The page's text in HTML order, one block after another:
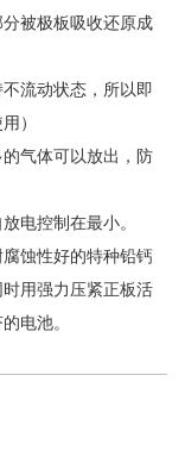
被极板吸收还原成
流动状态，所以即
）
气体可以放出，防
电控制在最小。
蚀性好的特种铅钙
用强力压紧正板活
电池。